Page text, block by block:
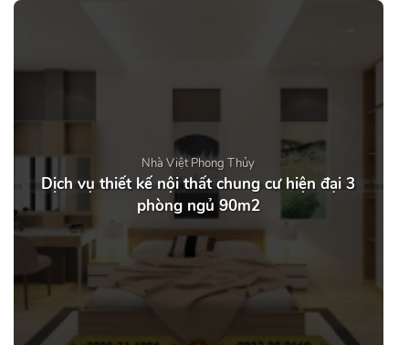
Nhà Việt Phong Thủy
Dịch vụ thiết kế nội thất chung cư hiện đại 3
phòng ngủ 90m2